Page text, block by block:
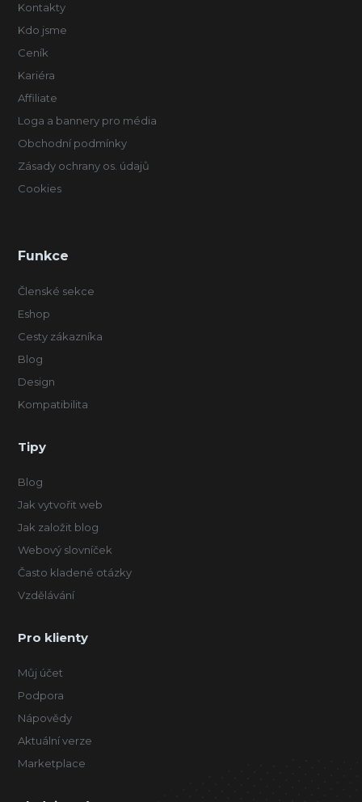
Kontakty
Kdo jsme
Ceník
Kariéra
Affiliate
Loga a bannery pro média
Obchodní podmínky
Zásady ochrany os. údajů
Cookies
Funkce
Členské sekce
Eshop
Cesty zákazníka
Blog
Design
Kompatibilita
Tipy
Blog
Jak vytvořit web
Jak založit blog
Webový slovníček
Často kladené otázky
Vzdělávání
Pro klienty
Můj účet
Podpora
Nápovědy
Aktuální verze
Marketplace